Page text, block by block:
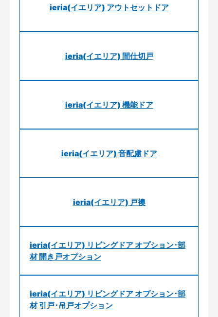
ieria(イエリア) アウトセットドア
ieria(イエリア) 間仕切戸
ieria(イエリア) 機能ドア
ieria(イエリア) 音配慮ドア
ieria(イエリア) 戸襖
ieria(イエリア) リビングドア オプション･部
材 開き戸オプション
ieria(イエリア) リビングドア オプション･部
材 引戸･吊戸オプション